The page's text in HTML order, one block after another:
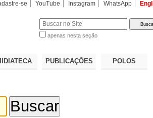
se YouTube Instagram WhatsApp
apenas nesta seção
PUBLICAÇÕES POLOS